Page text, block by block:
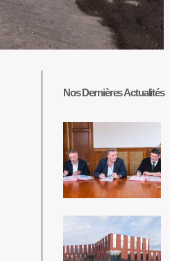
Nos Dernières Actualités